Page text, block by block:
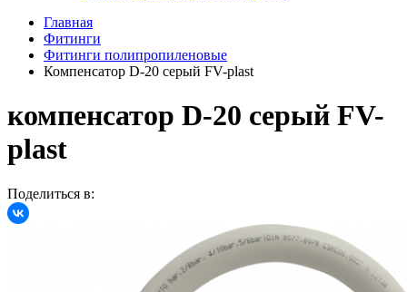
Главная
Фитинги
Фитинги полипропиленовые
Компенсатор D-20 серый FV-plast
компенсатор D-20 серый FV-
plast
Поделиться в: